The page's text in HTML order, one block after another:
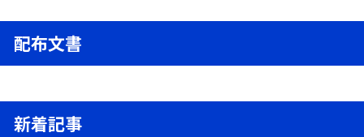
配布文書
新着記事